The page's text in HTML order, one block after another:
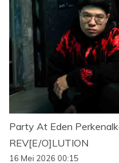
Party At Eden
REV[E/O]LUTION
16 Mei 2026 00:15